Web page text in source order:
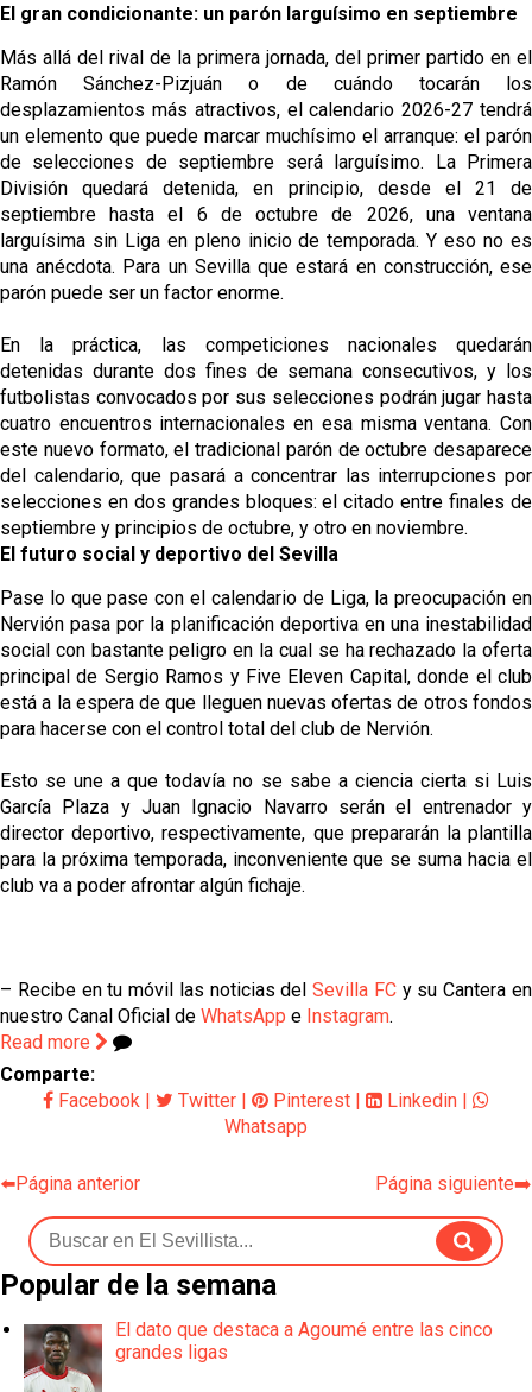
El gran condicionante: un parón larguísimo en septiembre
Más allá del rival de la primera jornada, del primer partido en el
Ramón Sánchez-Pizjuán o de cuándo tocarán los
desplazamientos más atractivos, el calendario 2026-27 tendrá
un elemento que puede marcar muchísimo el arranque: el parón
de selecciones de septiembre será larguísimo. La Primera
División quedará detenida, en principio, desde el 21 de
septiembre hasta el 6 de octubre de 2026, una ventana
larguísima sin Liga en pleno inicio de temporada. Y eso no es
una anécdota. Para un Sevilla que estará en construcción, ese
parón puede ser un factor enorme.
En la práctica, las competiciones nacionales quedarán
detenidas durante dos fines de semana consecutivos, y los
futbolistas convocados por sus selecciones podrán jugar hasta
cuatro encuentros internacionales en esa misma ventana. Con
este nuevo formato, el tradicional parón de octubre desaparece
del calendario, que pasará a concentrar las interrupciones por
selecciones en dos grandes bloques: el citado entre finales de
septiembre y principios de octubre, y otro en noviembre.
El futuro social y deportivo del Sevilla
Pase lo que pase con el calendario de Liga, la preocupación en
Nervión pasa por la planificación deportiva en una inestabilidad
social con bastante peligro en la cual se ha rechazado la oferta
principal de Sergio Ramos y Five Eleven Capital, donde el club
está a la espera de que lleguen nuevas ofertas de otros fondos
para hacerse con el control total del club de Nervión.
Esto se une a que todavía no se sabe a ciencia cierta si Luis
García Plaza y Juan Ignacio Navarro serán el entrenador y
director deportivo, respectivamente, que prepararán la plantilla
para la próxima temporada, inconveniente que se suma hacia el
club va a poder afrontar algún fichaje.
– Recibe en tu móvil las noticias delSevilla FCy su Cantera en
nuestro Canal Oficial de WhatsApp e Instagram.
Read more
Comparte:
Facebook | Twitter | Pinterest | Linkedin |
Whatsapp
⬅️Página anterior Página siguiente➡️
Popular de la semana
El dato que destaca a Agoumé entre las cinco
grandes ligas